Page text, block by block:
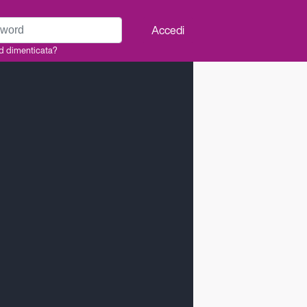
dimenticata?
Accedi